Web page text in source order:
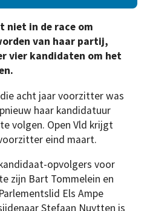
niet in de race om
van haar partij,
vier kandidaten om het
acht jaar voorzitter was
haar kandidatuur
volgen. Open Vld krijgt
eind maart.
opvolgers voor
zijn Bart Tommelein en
Els Ampe
Stefaan Nuytten is